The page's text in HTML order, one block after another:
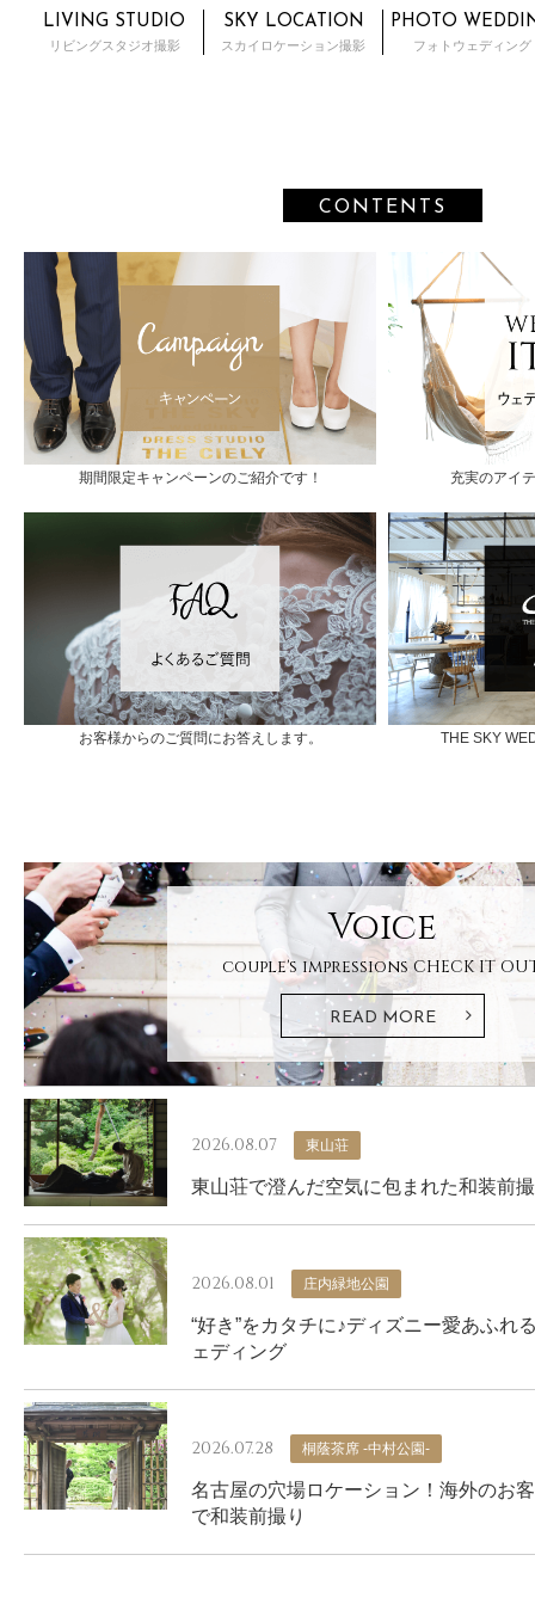
LIVING STUDIO
リビングスタジオ撮影
SKY LOCATION
スカイロケーション撮影
PHOTO
フォトウェディング
CONTENTS
期間限定キャンペーンのご紹介です！ 充実のアイ
お客様からのご質問にお答えします。 THE SKY
Voice
couple's impressionsCHECK IT
READ MORE
2026.08.07 東山荘
東山荘で澄んだ空気に包まれた和装前
2026.08.01 庄内緑地公園
“好き”をカタチに♪ディズニー愛あふれ
ェディング
2026.07.28 桐蔭茶席 -中村公園-
名古屋の穴場ロケーション！海外のお
で和装前撮り